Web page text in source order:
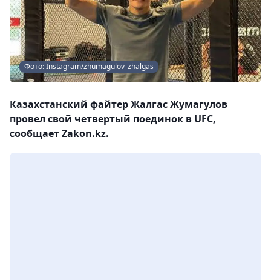
Фото: Instagram/zhumagulov_zhalgas
Казахстанский файтер Жалгас Жумагулов
провел свой четвертый поединок в UFC,
сообщает Zakon.kz.